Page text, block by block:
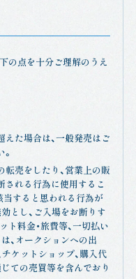
の点を十分ご理解のうえ
た場合は、一般発売はご
売をしたり、営業上の販
れる行為に使用するこ
当すると思われる行為が
とし、ご入場をお断りす
ト料金・旅費等、一切払い
、オークションへの出
チケットショップ、購入代
ての売買等を含んでおり